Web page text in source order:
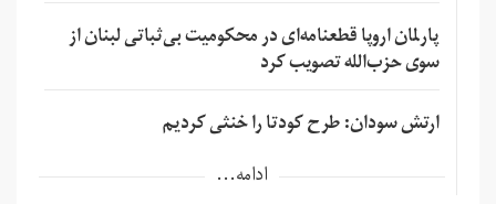
پارلمان اروپا قطعنامه‌ای در محکومیت بی‌ثباتی لبنان از
سوی حزب‌الله تصویب کرد
ارتش سودان: طرح کودتا را خنثی کردیم
ادامه...